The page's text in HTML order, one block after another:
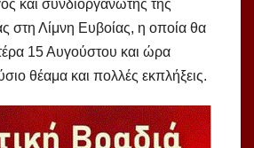
και συνδιοργανωτής της
στη Λίμνη Ευβοίας, η οποία θα
15 Αυγούστου και ώρα
θέαμα και πολλές εκπλήξεις.